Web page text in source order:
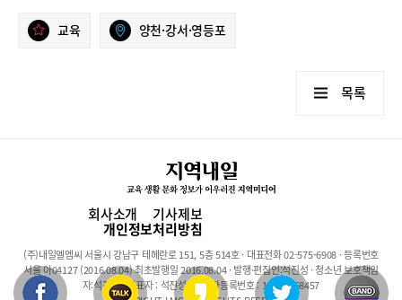
교육 양천·강서·영등포
목록
회사소개 기사제보
개인정보처리방침
(주)내일엘엠씨 서울시 강남구 테헤란로 151, 5층 514호 · 대표전화 02-575-6908 · 등록번호
서울 아04127 (2016.08.04) 최초발행일 2016.08.04 · 발행·편집인:석진성 · 청소년 보호책임
자:석진성 · 대표자 : 석진성 · 사업자등록번호 : 101-86-68457